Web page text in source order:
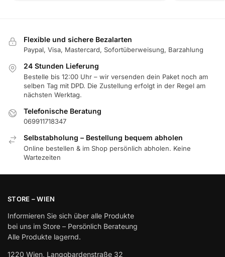
Flexible und sichere Bezalarten
Paypal, Visa, Mastercard, Sofortüberweisung, Barzahlung
24 Stunden Lieferung
Bestelle bis 12:00 Uhr – wir versenden dein Paket noch am
selben Tag mit DPD. Die Zustellung erfolgt in der Regel am
nächsten Werktag.
Telefonische Beratung
069911718347
Selbstabholung – Bestellung bequem abholen
Online bestellen & im Shop persönlich abholen. Keine
Wartezeiten
STORE – WIEN
Informieren Sie sich über alle Produkte
bei uns im Store – Persönlich Berateung
Alle Produkte lagernd.
1220 Wien, Langobardenstraße 32